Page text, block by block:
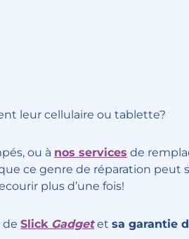
leur cellulaire ou tablette?
ou à nos services de
ce genre de réparation peut
plus d’une fois!
de Slick Gadgetet sa garantie